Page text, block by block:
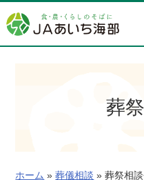
容
を
葬
ホーム » 葬儀相談 » 葬祭相